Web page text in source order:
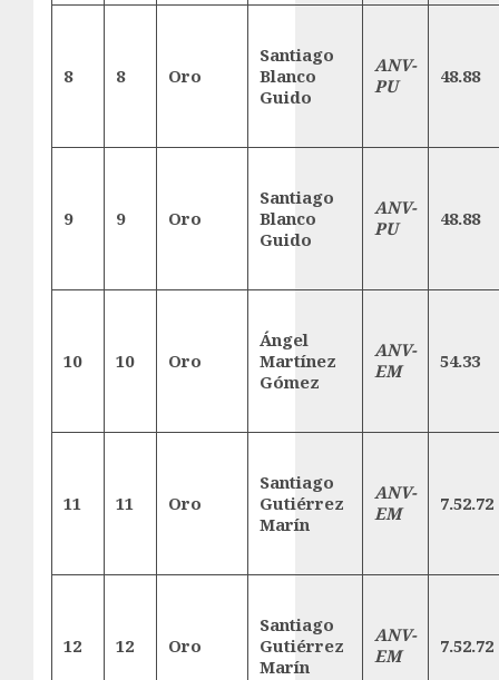
8 8 Oro
Santiago
Blanco
Guido
ANV-
PU
48.88
9 9 Oro
Santiago
Blanco
Guido
ANV-
PU
48.88
10 10 Oro
Ángel
Martínez
Gómez
ANV-
EM
54.33
11 11 Oro
Santiago
Gutiérrez
Marín
ANV-
EM
7.52.72
12 12 Oro
Santiago
Gutiérrez
Marín
ANV-
EM
7.52.72